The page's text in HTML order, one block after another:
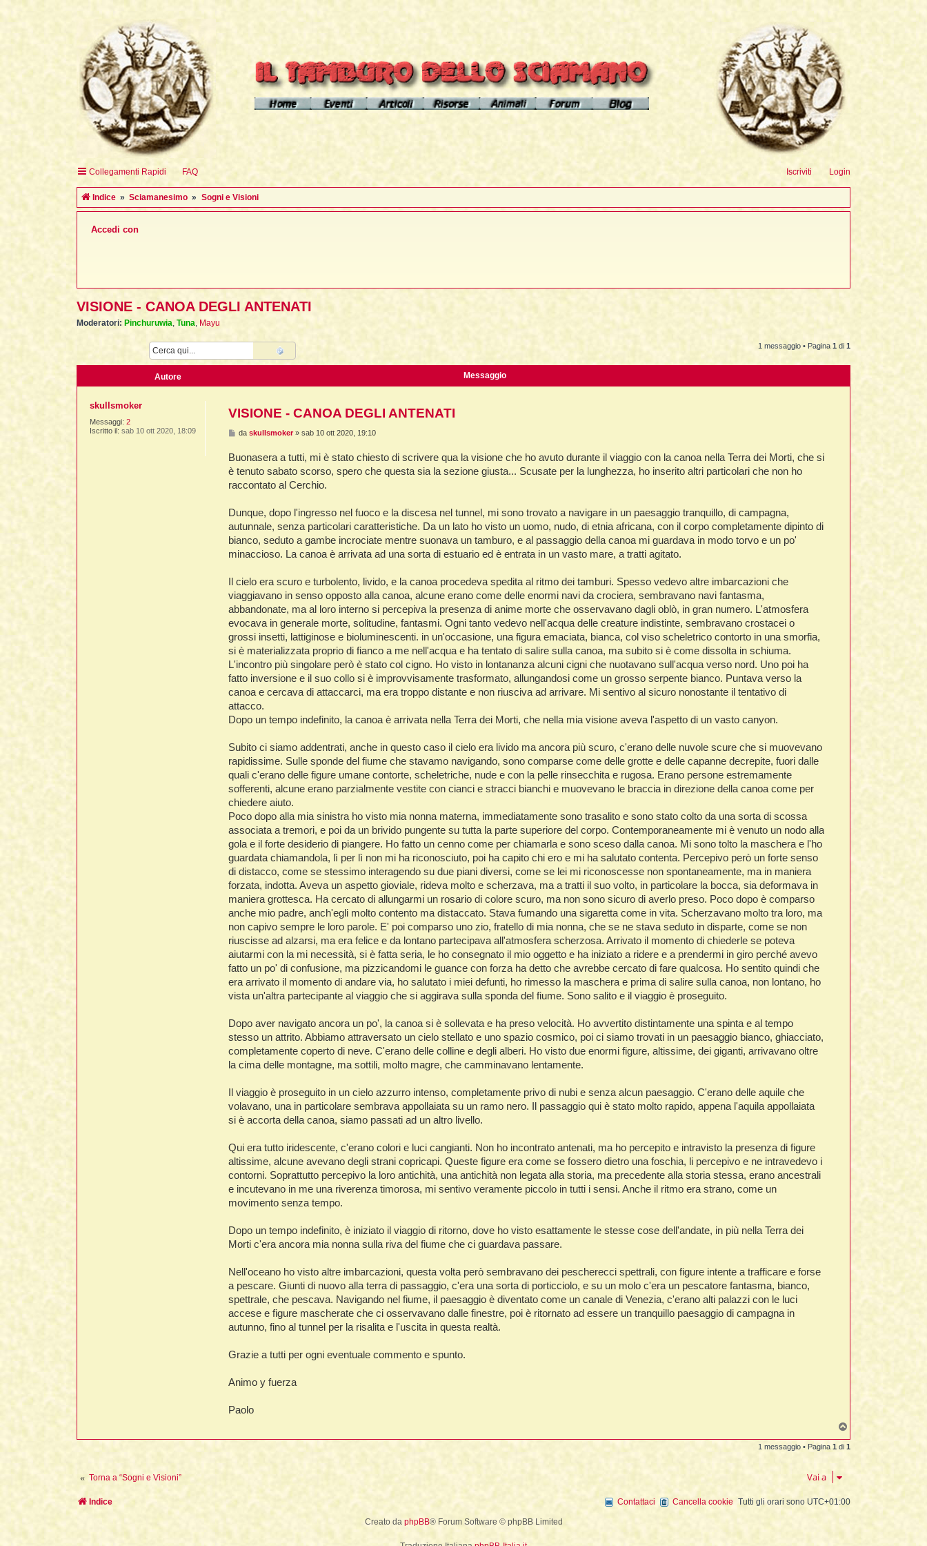
Homepage del sito
Homepage del mirror
English Homepage
Calendario eventi
Apprendistato Sciamanico
Indice articoli
Tséntsak e Spiriti Aiutanti
Il Flusso di esistenze
Vicente Júa
La Fine della Civiltà
Sogno e Destino - 2° parte
Recupero dell'Animale di Potere
Cattura delle Intrusioni
Depossessione
Guarigione a distanza
Sciamanesimo e Guarigione
Introduzione
Intrusioni
Possessioni
Perdita d'Anima
Contatto
Curanderos qualificati
Pagamenti
Dizionario degli Tséntsak
Pagina iniziale
Introduzione
Apprendistato Sciamanico Online
Area apprendisti
Area Premium
Homepage
Info sui contenuti
Tariffe e Offerte
Iscrizione
Lessico Sciamanico
Introduzione
Indice alfabetico
Pagina iniziale
I poteri degli animali
Anaconda
Aquila
Lepre
Collegamenti Rapidi FAQ Login
Iscriviti
Indice Sciamanesimo Sogni e Visioni
Accedi con
VISIONE - CANOA DEGLI ANTENATI
Moderatori: Pinchuruwia, Tuna, Mayu
Cerca 1 messaggio • Pagina 1 di 1
Autore Messaggio
skullsmoker
Messaggi: 2
Iscritto il: sab 10 ott 2020, 18:09
VISIONE - CANOA DEGLI ANTENATI
M
s
a
g
g
daskullsmoker»sab 10 ott 2020, 19:10
Buonasera a tutti, mi è stato chiesto di scrivere qua la visione che ho avuto durante il viaggio con la canoa nella Terra dei Morti, che si
è tenuto sabato scorso, spero che questa sia la sezione giusta... Scusate per la lunghezza, ho inserito altri particolari che non ho
raccontato al Cerchio.
Dunque, dopo l'ingresso nel fuoco e la discesa nel tunnel, mi sono trovato a navigare in un paesaggio tranquillo, di campagna,
autunnale, senza particolari caratteristiche. Da un lato ho visto un uomo, nudo, di etnia africana, con il corpo completamente dipinto di
bianco, seduto a gambe incrociate mentre suonava un tamburo, e al passaggio della canoa mi guardava in modo torvo e un po'
minaccioso. La canoa è arrivata ad una sorta di estuario ed è entrata in un vasto mare, a tratti agitato.
Il cielo era scuro e turbolento, livido, e la canoa procedeva spedita al ritmo dei tamburi. Spesso vedevo altre imbarcazioni che
viaggiavano in senso opposto alla canoa, alcune erano come delle enormi navi da crociera, sembravano navi fantasma,
abbandonate, ma al loro interno si percepiva la presenza di anime morte che osservavano dagli oblò, in gran numero. L'atmosfera
evocava in generale morte, solitudine, fantasmi. Ogni tanto vedevo nell'acqua delle creature indistinte, sembravano crostacei o
grossi insetti, lattiginose e bioluminescenti. in un'occasione, una figura emaciata, bianca, col viso scheletrico contorto in una smorfia,
si è materializzata proprio di fianco a me nell'acqua e ha tentato di salire sulla canoa, ma subito si è come dissolta in schiuma.
L'incontro più singolare però è stato col cigno. Ho visto in lontananza alcuni cigni che nuotavano sull'acqua verso nord. Uno poi ha
fatto inversione e il suo collo si è improvvisamente trasformato, allungandosi come un grosso serpente bianco. Puntava verso la
canoa e cercava di attaccarci, ma era troppo distante e non riusciva ad arrivare. Mi sentivo al sicuro nonostante il tentativo di
attacco.
Dopo un tempo indefinito, la canoa è arrivata nella Terra dei Morti, che nella mia visione aveva l'aspetto di un vasto canyon.
Subito ci siamo addentrati, anche in questo caso il cielo era livido ma ancora più scuro, c'erano delle nuvole scure che si muovevano
rapidissime. Sulle sponde del fiume che stavamo navigando, sono comparse come delle grotte e delle capanne decrepite, fuori dalle
quali c'erano delle figure umane contorte, scheletriche, nude e con la pelle rinsecchita e rugosa. Erano persone estremamente
sofferenti, alcune erano parzialmente vestite con cianci e stracci bianchi e muovevano le braccia in direzione della canoa come per
chiedere aiuto.
Poco dopo alla mia sinistra ho visto mia nonna materna, immediatamente sono trasalito e sono stato colto da una sorta di scossa
associata a tremori, e poi da un brivido pungente su tutta la parte superiore del corpo. Contemporaneamente mi è venuto un nodo alla
gola e il forte desiderio di piangere. Ho fatto un cenno come per chiamarla e sono sceso dalla canoa. Mi sono tolto la maschera e l'ho
guardata chiamandola, lì per lì non mi ha riconosciuto, poi ha capito chi ero e mi ha salutato contenta. Percepivo però un forte senso
di distacco, come se stessimo interagendo su due piani diversi, come se lei mi riconoscesse non spontaneamente, ma in maniera
forzata, indotta. Aveva un aspetto gioviale, rideva molto e scherzava, ma a tratti il suo volto, in particolare la bocca, sia deformava in
maniera grottesca. Ha cercato di allungarmi un rosario di colore scuro, ma non sono sicuro di averlo preso. Poco dopo è comparso
anche mio padre, anch'egli molto contento ma distaccato. Stava fumando una sigaretta come in vita. Scherzavano molto tra loro, ma
non capivo sempre le loro parole. E' poi comparso uno zio, fratello di mia nonna, che se ne stava seduto in disparte, come se non
riuscisse ad alzarsi, ma era felice e da lontano partecipava all'atmosfera scherzosa. Arrivato il momento di chiederle se poteva
aiutarmi con la mi necessità, si è fatta seria, le ho consegnato il mio oggetto e ha iniziato a ridere e a prendermi in giro perché avevo
fatto un po' di confusione, ma pizzicandomi le guance con forza ha detto che avrebbe cercato di fare qualcosa. Ho sentito quindi che
era arrivato il momento di andare via, ho salutato i miei defunti, ho rimesso la maschera e prima di salire sulla canoa, non lontano, ho
vista un'altra partecipante al viaggio che si aggirava sulla sponda del fiume. Sono salito e il viaggio è proseguito.
Dopo aver navigato ancora un po', la canoa si è sollevata e ha preso velocità. Ho avvertito distintamente una spinta e al tempo
stesso un attrito. Abbiamo attraversato un cielo stellato e uno spazio cosmico, poi ci siamo trovati in un paesaggio bianco, ghiacciato,
completamente coperto di neve. C'erano delle colline e degli alberi. Ho visto due enormi figure, altissime, dei giganti, arrivavano oltre
la cima delle montagne, ma sottili, molto magre, che camminavano lentamente.
Il viaggio è proseguito in un cielo azzurro intenso, completamente privo di nubi e senza alcun paesaggio. C'erano delle aquile che
volavano, una in particolare sembrava appollaiata su un ramo nero. Il passaggio qui è stato molto rapido, appena l'aquila appollaiata
si è accorta della canoa, siamo passati ad un altro livello.
Qui era tutto iridescente, c'erano colori e luci cangianti. Non ho incontrato antenati, ma ho percepito e intravisto la presenza di figure
altissime, alcune avevano degli strani copricapi. Queste figure era come se fossero dietro una foschia, li percepivo e ne intravedevo i
contorni. Soprattutto percepivo la loro antichità, una antichità non legata alla storia, ma precedente alla storia stessa, erano ancestrali
e incutevano in me una riverenza timorosa, mi sentivo veramente piccolo in tutti i sensi. Anche il ritmo era strano, come un
movimento senza tempo.
Dopo un tempo indefinito, è iniziato il viaggio di ritorno, dove ho visto esattamente le stesse cose dell'andate, in più nella Terra dei
Morti c'era ancora mia nonna sulla riva del fiume che ci guardava passare.
Nell'oceano ho visto altre imbarcazioni, questa volta però sembravano dei pescherecci spettrali, con figure intente a trafficare e forse
a pescare. Giunti di nuovo alla terra di passaggio, c'era una sorta di porticciolo, e su un molo c'era un pescatore fantasma, bianco,
spettrale, che pescava. Navigando nel fiume, il paesaggio è diventato come un canale di Venezia, c'erano alti palazzi con le luci
accese e figure mascherate che ci osservavano dalle finestre, poi è ritornato ad essere un tranquillo paesaggio di campagna in
autunno, fino al tunnel per la risalita e l'uscita in questa realtà.
Grazie a tutti per ogni eventuale commento e spunto.
Animo y fuerza
Paolo
1 messaggio • Pagina 1 di 1
Torna a “Sogni e Visioni” Vai a
Indice Tutti gli orari sono UTC+01:00
Cancella cookie
Contattaci
Creato da phpBB® Forum Software © phpBB Limited